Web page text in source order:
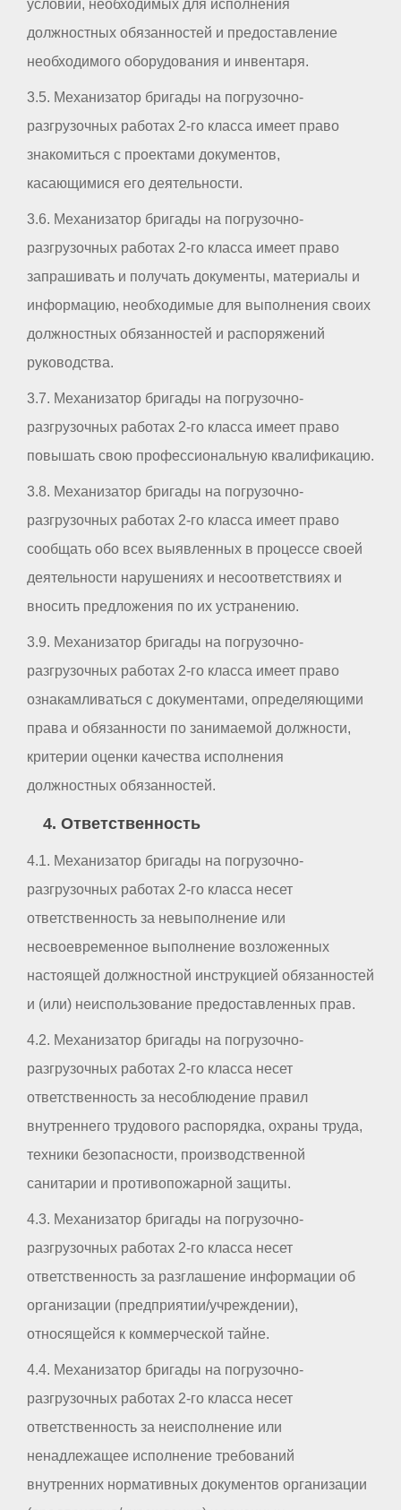
условий, необходимых для исполнения
должностных обязанностей и предоставление
необходимого оборудования и инвентаря.
3.5. Механизатор бригады на погрузочно-
разгрузочных работах 2-го класса имеет право
знакомиться с проектами документов,
касающимися его деятельности.
3.6. Механизатор бригады на погрузочно-
разгрузочных работах 2-го класса имеет право
запрашивать и получать документы, материалы и
информацию, необходимые для выполнения своих
должностных обязанностей и распоряжений
руководства.
3.7. Механизатор бригады на погрузочно-
разгрузочных работах 2-го класса имеет право
повышать свою профессиональную квалификацию.
3.8. Механизатор бригады на погрузочно-
разгрузочных работах 2-го класса имеет право
сообщать обо всех выявленных в процессе своей
деятельности нарушениях и несоответствиях и
вносить предложения по их устранению.
3.9. Механизатор бригады на погрузочно-
разгрузочных работах 2-го класса имеет право
ознакамливаться с документами, определяющими
права и обязанности по занимаемой должности,
критерии оценки качества исполнения
должностных обязанностей.
4. Ответственность
4.1. Механизатор бригады на погрузочно-
разгрузочных работах 2-го класса несет
ответственность за невыполнение или
несвоевременное выполнение возложенных
настоящей должностной инструкцией обязанностей
и (или) неиспользование предоставленных прав.
4.2. Механизатор бригады на погрузочно-
разгрузочных работах 2-го класса несет
ответственность за несоблюдение правил
внутреннего трудового распорядка, охраны труда,
техники безопасности, производственной
санитарии и противопожарной защиты.
4.3. Механизатор бригады на погрузочно-
разгрузочных работах 2-го класса несет
ответственность за разглашение информации об
организации (предприятии/учреждении),
относящейся к коммерческой тайне.
4.4. Механизатор бригады на погрузочно-
разгрузочных работах 2-го класса несет
ответственность за неисполнение или
ненадлежащее исполнение требований
внутренних нормативных документов организации